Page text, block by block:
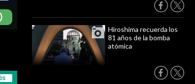
Hiroshima recuerda los
81 años de la bomba
atómica